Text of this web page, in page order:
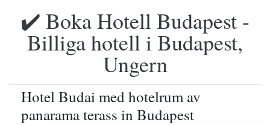
✔️ Boka Hotell Budapest -
Billiga hotell i Budapest,
Ungern
Hotel Budai med hotelrum av
panarama terass in Budapest